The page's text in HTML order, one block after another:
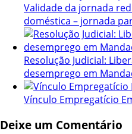
Validade da jornada
doméstica – jornada
Resolução Judicial:
desemprego em
Vínculo Empregatício
Deixe um Comentário